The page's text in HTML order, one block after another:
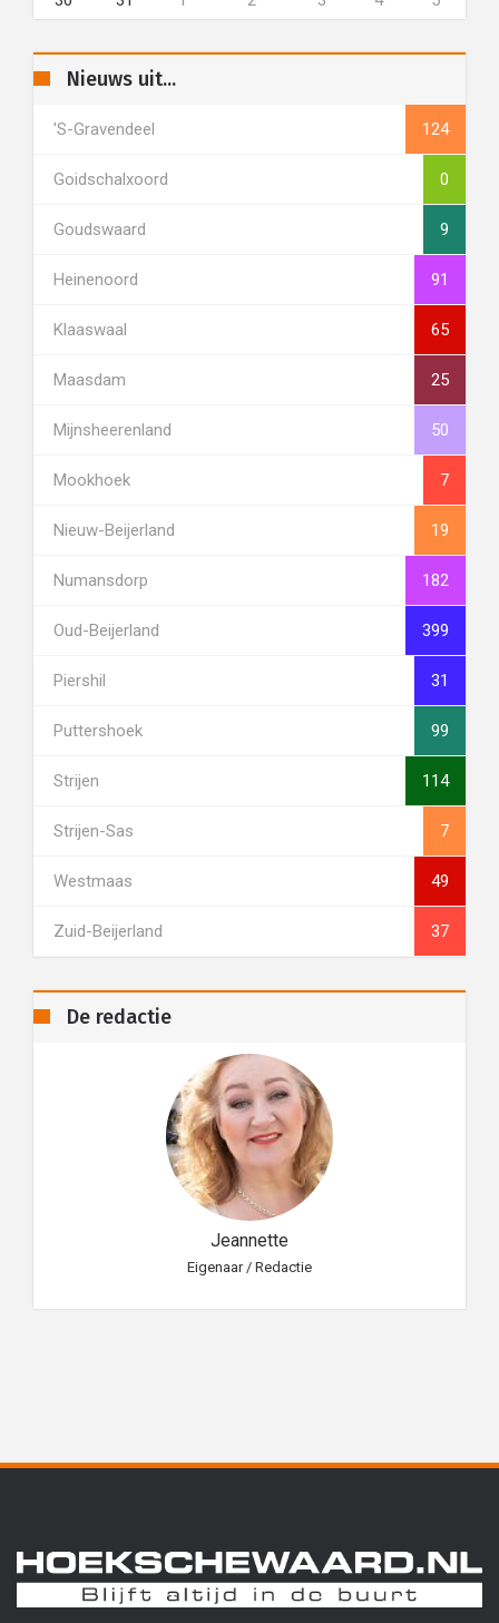
Nieuws uit...
's-Gravendeel 124
Goidschalxoord 0
Goudswaard 9
Heinenoord 91
Klaaswaal 65
Maasdam 25
Mijnsheerenland 50
Mookhoek 7
Nieuw-Beijerland 19
Numansdorp 182
Oud-Beijerland 399
Piershil 31
Puttershoek 99
Strijen 114
Strijen-Sas 7
Westmaas 49
Zuid-Beijerland 37
De redactie
Jeannette
Eigenaar / Redactie